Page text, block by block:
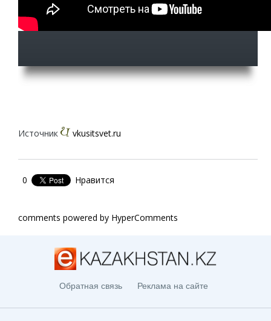
Источник vkusitsvet.ru
0 Нравится
comments powered by HyperComments
Обратная связь Реклама на сайте